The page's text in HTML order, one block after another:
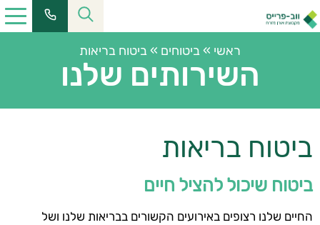
ראשי »ביטוחים »ביטוח בריאות
השירותים שלנו
ביטוח בריאות
ביטוח שיכול להציל חיים
החיים שלנו רצופים באירועים הקשורים בבריאות שלנו ושל